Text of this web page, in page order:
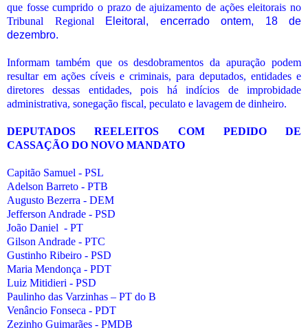
que fosse cumprido o prazo de ajuizamento de ações eleitorais no
Tribunal Regional
Eleitoral, encerrado ontem, 18 de
dezembro.
Informam também que os desdobramentos da apuração podem
resultar em ações cíveis e criminais, para deputados, entidades e
diretores dessas entidades, pois há indícios de improbidade
administrativa, sonegação fiscal, peculato e lavagem de dinheiro.
DEPUTADOS REELEITOS COM PEDIDO DE
CASSAÇÃO DO NOVO MANDATO
Capitão Samuel - PSL
Adelson Barreto - PTB
Augusto Bezerra - DEM
Jefferson Andrade - PSD
João Daniel - PT
Gilson Andrade - PTC
Gustinho Ribeiro - PSD
Maria Mendonça - PDT
Luiz Mitidieri - PSD
Paulinho das Varzinhas – PT do B
Venâncio Fonseca - PDT
Zezinho Guimarães - PMDB